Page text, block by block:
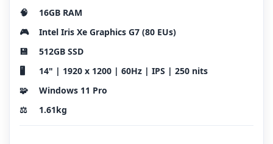
🧠
16GB RAM
🎮
Intel Iris Xe Graphics G7 (80 EUs)
💾
512GB SSD
🖥️
14" | 1920 x 1200 | 60Hz | IPS | 250 nits
🧩
Windows 11 Pro
⚖️
1.61kg